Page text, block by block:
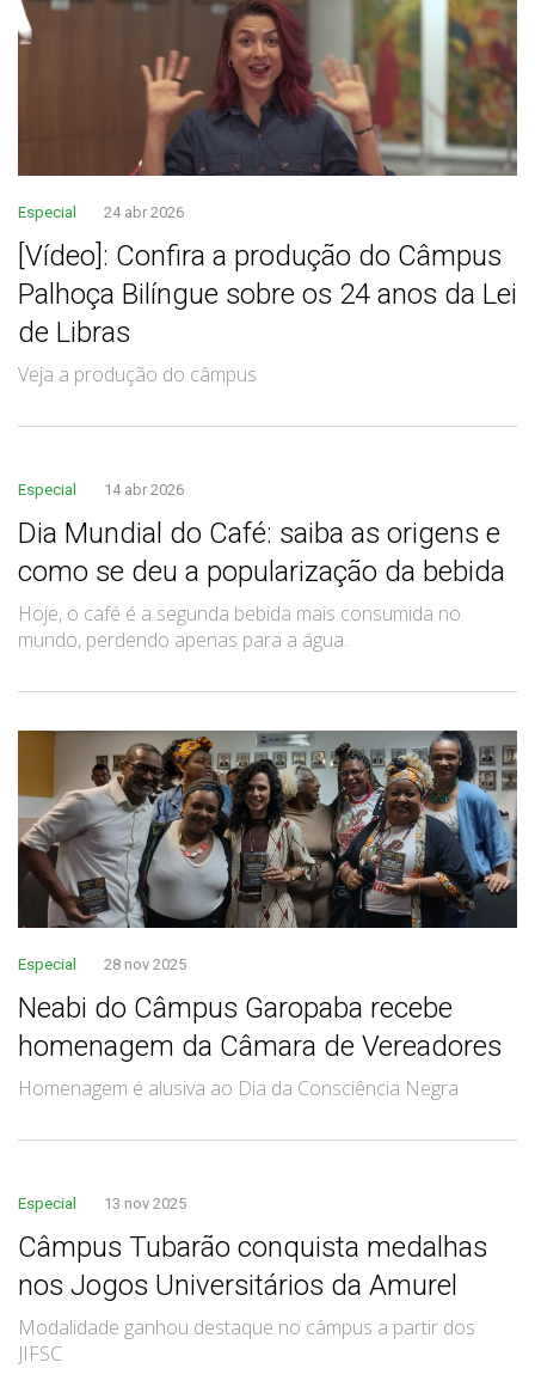
Especial 24 abr 2026
[Vídeo]: Confira a produção do Câmpus
Palhoça Bilíngue sobre os 24 anos da Lei
de Libras
Veja a produção do câmpus
Especial 14 abr 2026
Dia Mundial do Café: saiba as origens e
como se deu a popularização da bebida
Hoje, o café é a segunda bebida mais consumida no
mundo, perdendo apenas para a água.
Especial 28 nov 2025
Neabi do Câmpus Garopaba recebe
homenagem da Câmara de Vereadores
Homenagem é alusiva ao Dia da Consciência Negra
Especial 13 nov 2025
Câmpus Tubarão conquista medalhas
nos Jogos Universitários da Amurel
Modalidade ganhou destaque no câmpus a partir dos
JIFSC